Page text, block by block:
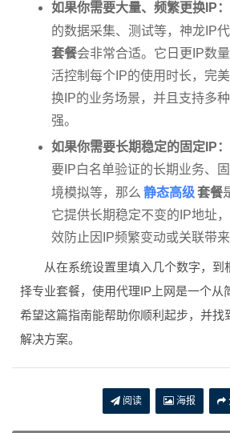
如果你需要大量、频繁更换IP：
的数据采集、测试等，神龙IP
套餐会非常合适。它日更IP数
活控制每个IP的使用时长，完
换IP的业务场景，并且支持多
强。
如果你需要长期稳定的固定IP：
要IP白名单验证的长期业务、
境模拟等，那么 静态高级套餐
它提供长期稳定不变的IP地址
效防止因IP频繁变动或关联带来
从在系统设置里填入几个数字，到
择专业套餐，使用代理IP上网是一个从
希望这篇指南能帮助你顺利起步，并找
解决方案。
阅读 海报